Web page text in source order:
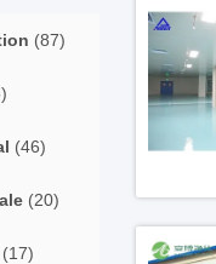
(87)
(46)
(20)
(17)